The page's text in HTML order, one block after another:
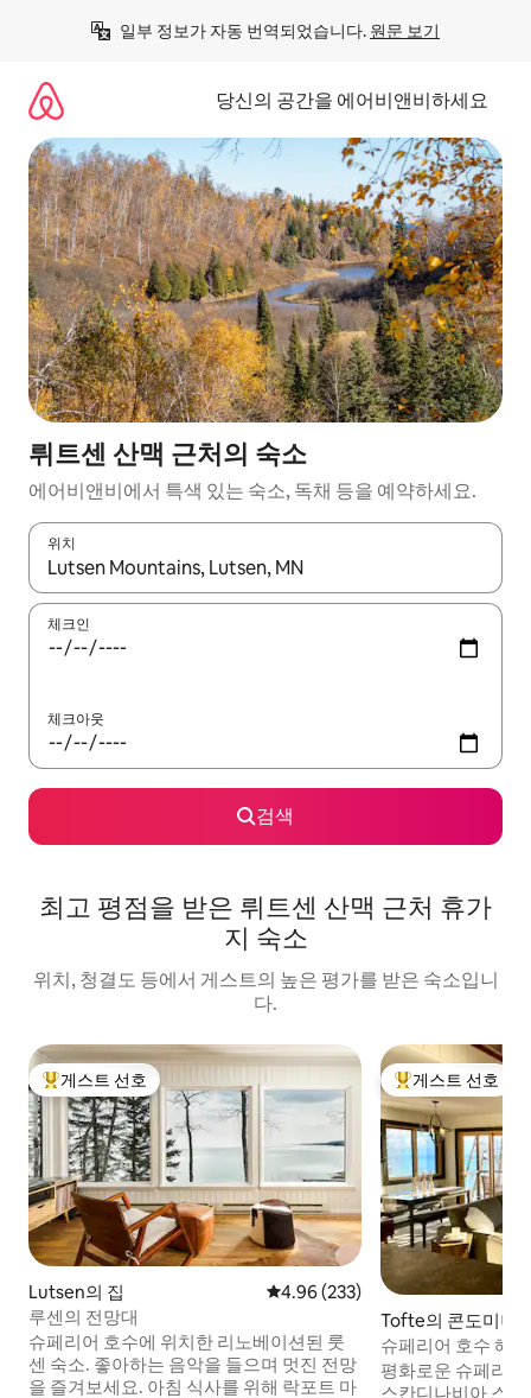
일부 정보가 자동 번역되었습니다. 원문 보기
당신의 공간을 에어비앤비하세요
뤼트센 산맥 근처의 숙소
에어비앤비에서 특색 있는 숙소, 독채 등을 예약하세요.
위치
결과가 나오면 위·아래 화살표 키를 사용하거나 터치 또는 스와이
체크인
체크아웃
검색
최고 평점을 받은 뤼트센 산맥 근처 휴가
지 숙소
위치, 청결도 등에서 게스트의 높은 평가를 받은 숙소입니
다.
상위 게스트 선호
게스트 선호
Lutsen의 집 평점 4.96점(5점 만점), 후기 233
4.96 (233)
루센의 전망대
슈페리어 호수에 위치한 리노베이션된 룻
센 숙소. 좋아하는 음악을 들으며 멋진 전망
을 즐겨보세요. 아침 식사를 위해 락포트 마
상위 게스트 선호
게스트 선호
Tofte의 콘도미니
슈페리어 호수 해
련된 휘게 숙소
평화로운 슈페리
스칸디나비아 스